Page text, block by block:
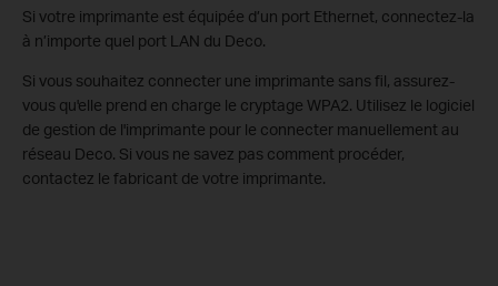
Si votre imprimante est équipée d’un port Ethernet, connectez-la
à n’importe quel port LAN du Deco.
Si vous souhaitez connecter une imprimante sans fil, assurez-
vous qu'elle prend en charge le cryptage WPA2. Utilisez le logiciel
de gestion de l'imprimante pour le connecter manuellement au
réseau Deco. Si vous ne savez pas comment procéder,
contactez le fabricant de votre imprimante.